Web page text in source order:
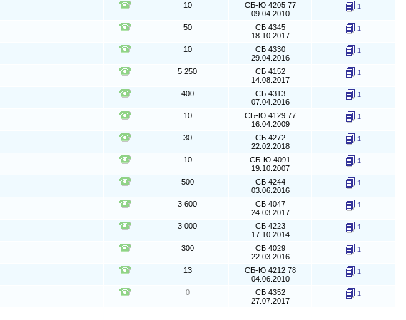
10
СБ-Ю 4205 77
09.04.2010
1
50
СБ 4345
18.10.2017
1
10
СБ 4330
29.04.2016
1
5 250
СБ 4152
14.08.2017
1
400
СБ 4313
07.04.2016
1
10
СБ-Ю 4129 77
16.04.2009
1
30
СБ 4272
22.02.2018
1
10
СБ-Ю 4091
19.10.2007
1
500
СБ 4244
03.06.2016
1
3 600
СБ 4047
24.03.2017
1
3 000
СБ 4223
17.10.2014
1
300
СБ 4029
22.03.2016
1
13
СБ-Ю 4212 78
04.06.2010
1
0
СБ 4352
27.07.2017
1